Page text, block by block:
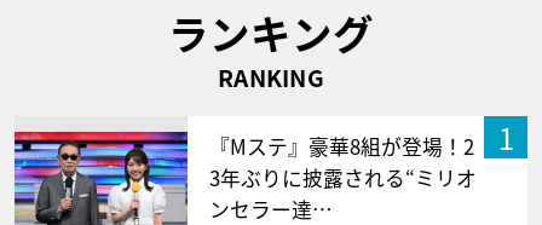
ランキング
RANKING
1
『Mステ』豪華8組が登場！2
3年ぶりに披露される“ミリオ
ンセラー達…